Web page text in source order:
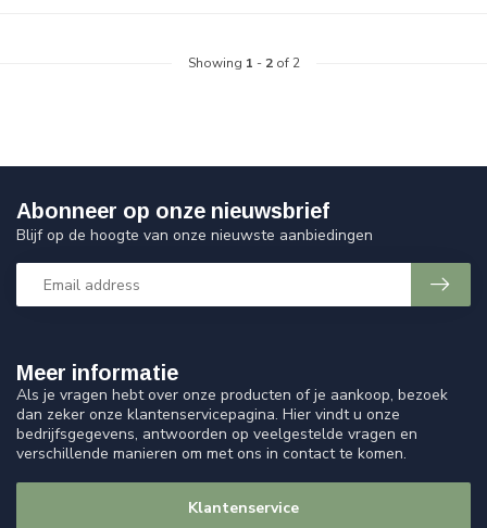
Showing 1 - 2of 2
Meer informatie
Als je vragen hebt over onze producten of je aankoop, bezoek
dan zeker onze klantenservicepagina. Hier vindt u onze
bedrijfsgegevens, antwoorden op veelgestelde vragen en
verschillende manieren om met ons in contact te komen.
Klantenservice
Abonneer op onze nieuwsbrief
Blijf op de hoogte van onze nieuwste aanbiedingen